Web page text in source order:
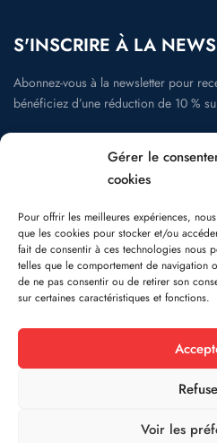
Gérer le
cookies
Pour offrir les meilleures expériences,
que les cookies pour stocker et/ou
fait de consentir à ces technologies nous
telles que le comportement de navigation
de ne pas consentir ou de retirer son
sur certaines caractéristiques et fonctions.
Voir les
S'INSCRIRE À LA
Abonnez-vous à la newsletter pour
bénéficiez d’une réduction de 10 %
Suivez-nous: